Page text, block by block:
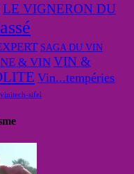
LE VIGNERON DU
SAGA DU VIN
& VIN VIN &
Vin...tempéries
vinitech-sifel